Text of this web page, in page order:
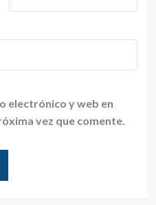
electrónico y web en
vez que comente.